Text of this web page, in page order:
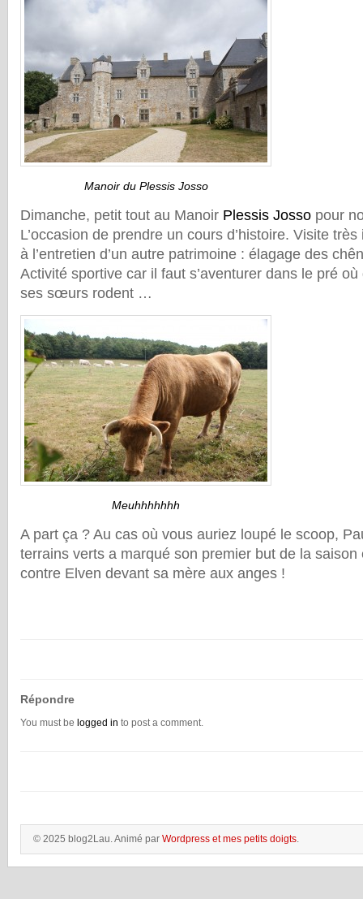
Manoir du Plessis Josso
Dimanche, petit tout au Manoir Plessis Josso pour
L’occasion de prendre un cours d’histoire. Visite
à l’entretien d’un autre patrimoine : élagage des
Activité sportive car il faut s’aventurer dans le pré
ses sœurs rodent …
Meuhhhhhhh
A part ça ? Au cas où vous auriez loupé le scoop,
terrains verts a marqué son premier but de la saison
contre Elven devant sa mère aux anges !
Répondre
You must be logged in to post a comment.
© 2025 blog2Lau. Animé par Wordpress et mes petits doigts.